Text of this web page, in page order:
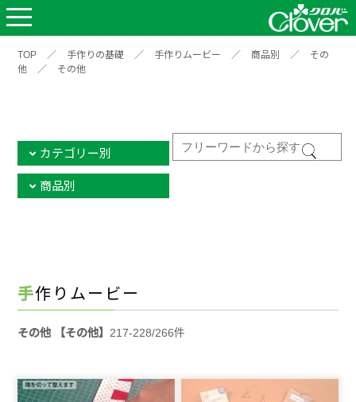
TOP ／ 手作りの基礎 ／ 手作りムービー ／ 商品別 ／
その
他
／ その他
カテゴリー別
商品別
手作りムービー
その他 【その他】 217-228/266件